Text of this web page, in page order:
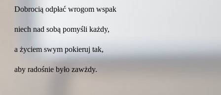
Dobrocią odpłać wrogom wspak
niech nad sobą pomyśli każdy,
a życiem swym pokieruj tak,
aby radośnie było zawżdy.